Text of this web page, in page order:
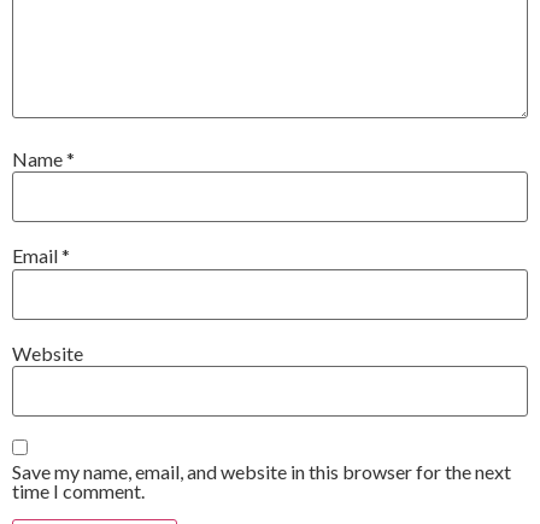
Name*
Email*
Website
Save my name, email, and website in this browser for the next
time I comment.